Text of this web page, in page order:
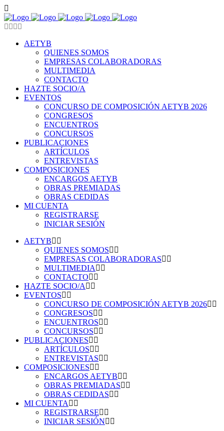
AETYB
QUIENES SOMOS
EMPRESAS COLABORADORAS
MULTIMEDIA
CONTACTO
HAZTE SOCIO/A
EVENTOS
CONCURSO DE COMPOSICIÓN AETYB 2026
CONGRESOS
ENCUENTROS
CONCURSOS
PUBLICACIONES
ARTÍCULOS
ENTREVISTAS
COMPOSICIONES
ENCARGOS AETYB
OBRAS PREMIADAS
OBRAS CEDIDAS
MI CUENTA
REGISTRARSE
INICIAR SESIÓN
AETYB
QUIENES SOMOS
EMPRESAS COLABORADORAS
MULTIMEDIA
CONTACTO
HAZTE SOCIO/A
EVENTOS
CONCURSO DE COMPOSICIÓN AETYB 2026
CONGRESOS
ENCUENTROS
CONCURSOS
PUBLICACIONES
ARTÍCULOS
ENTREVISTAS
COMPOSICIONES
ENCARGOS AETYB
OBRAS PREMIADAS
OBRAS CEDIDAS
MI CUENTA
REGISTRARSE
INICIAR SESIÓN